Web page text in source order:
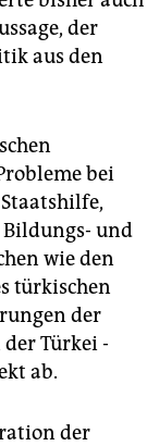
der
aus den
bei
und
wie den
türkischen
der
Türkei -
ab.
der